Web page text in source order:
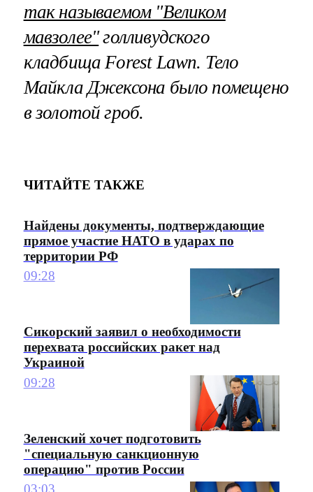
так называемом "Великом
мавзолее"голливудского
кладбища Forest Lawn. Тело
Майкла Джексона было помещено
взолотой гроб.
ЧИТАЙТЕ ТАКЖЕ
Найдены документы, подтверждающие
прямое участие НАТО в ударах по
территории РФ
09:28
Сикорский заявил о необходимости
перехвата российских ракет над
Украиной
09:28
Зеленский хочет подготовить
"специальную санкционную
операцию" против России
03:03